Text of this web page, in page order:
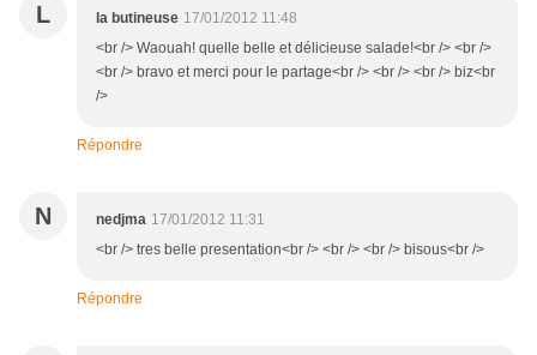
L la butineuse 17/01/2012 11:48
<br /> Waouah! quelle belle et délicieuse salade!<br /> <br />
<br /> bravo et merci pour le partage<br /> <br /> <br /> biz<br
/>
Répondre
N nedjma 17/01/2012 11:31
<br /> tres belle presentation<br /> <br /> <br /> bisous<br />
Répondre